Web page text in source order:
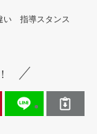
い
指導スタンス